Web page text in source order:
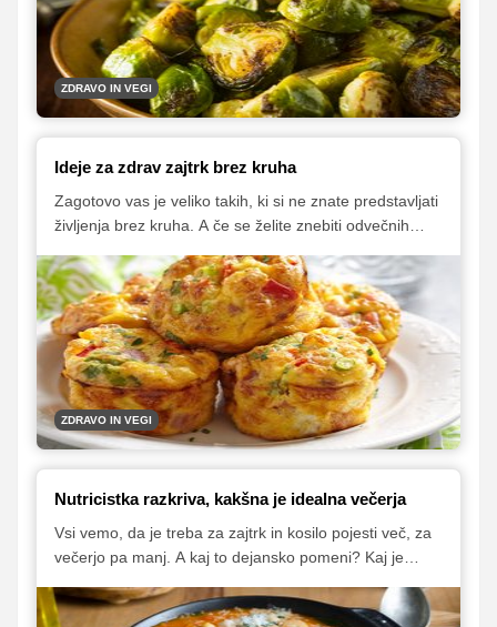
kilogram.
ZDRAVO IN VEGI
Ideje za zdrav zajtrk brez kruha
Zagotovo vas je veliko takih, ki si ne znate predstavljati
življenja brez kruha. A če se želite znebiti odvečnih
gluten, je dieta brez navadnega kruha nuja. Na srečo
je še veliko drugih kulinaričnih možnosti, s katerimi
lahko pričnete dan.
ZDRAVO IN VEGI
Nutricistka razkriva, kakšna je idealna večerja
Vsi vemo, da je treba za zajtrk in kosilo pojesti več, za
večerjo pa manj. A kaj to dejansko pomeni? Kaj je
Za pojasnilo smo prosili prehransko strokovnjakinjo